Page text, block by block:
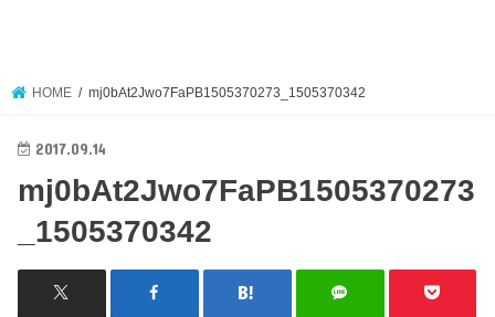
HOME mj0bAt2Jwo7FaPB1505370273_1505370342
2017.09.14
mj0bAt2Jwo7FaPB1505370273
_1505370342